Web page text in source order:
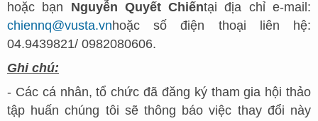
hoặc bạn Nguyễn Quyết Chiếntại địa chỉ e-mail:
chiennq@vusta.vnhoặc số điện thoại liên hệ:
04.9439821/ 0982080606.
Ghi chú:
- Các cá nhân, tổ chức đã đăng ký tham gia hội thảo
tập huấn chúng tôi sẽ thông báo việc thay đổi này